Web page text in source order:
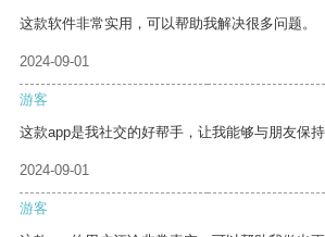
这款软件非常实用，可以帮助我解决很多问题。
2024-09-01
游客
这款app是我社交的好帮手，让我能够与朋友保
2024-09-01
游客